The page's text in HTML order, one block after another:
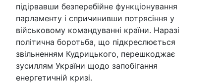
підірвавши безперебійне функціонування
парламенту і спричинивши потрясіння у
військовому командуванні країни. Наразі
політична боротьба, що підкреслюється
звільненням Кудрицького, перешкоджає
зусиллям України щодо запобігання
енергетичній кризі.